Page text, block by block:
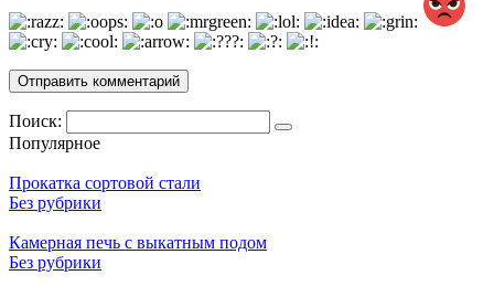
Поиск:
Популярное
Прокатка сортовой стали
Без рубрики
Камерная печь с выкатным подом
Без рубрики